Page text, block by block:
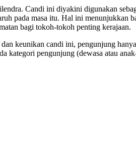
Candi ini diyakini digunakan
pada masa itu. Hal ini menunjukkan
bagi tokoh-tokoh penting kerajaan.
keunikan candi ini, pengunjung
kategori pengunjung (dewasa atau